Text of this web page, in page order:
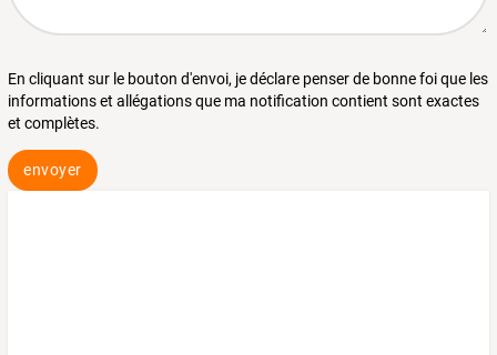
En cliquant sur le bouton d'envoi, je déclare penser de bonne foi que les
informations et allégations que ma notification contient sont exactes
et complètes.
envoyer